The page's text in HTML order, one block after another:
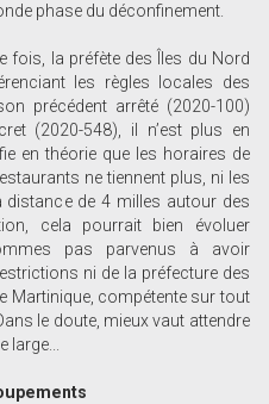
phase du déconfinement.
fois, la préfète des Îles du Nord
les règles locales des
précédent arrêté (2020-100)
(2020-548), il n’est plus en
en théorie que les horaires de
ne tiennent plus, ni les
de 4 milles autour des
cela pourrait bien évoluer
pas parvenus à avoir
ni de la préfecture des
Martinique, compétente sur tout
le doute, mieux vaut attendre